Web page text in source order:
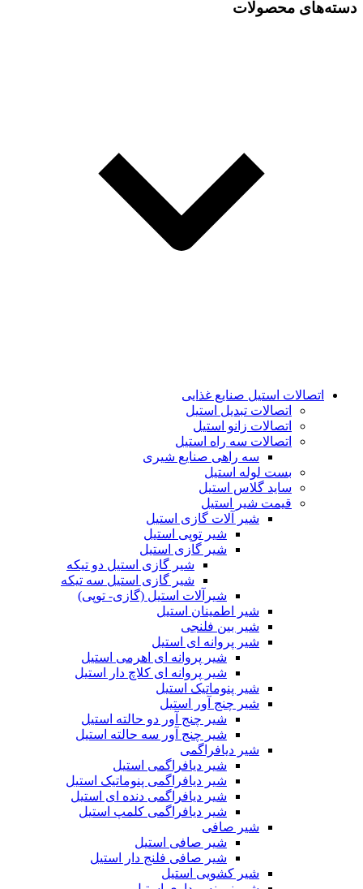
دسته‌های محصولات
اتصالات استیل صنایع غذایی
اتصالات تبدیل استیل
اتصالات زانو استیل
اتصالات سه راه استیل
سه راهی صنایع شیری
بست لوله استیل
ساید گلاس استیل
قیمت شیر استیل
شیر آلات گازی استیل
شیر توپی استیل
شیر گازی استیل
شیر گازی استیل دو تیکه
شیر گازی استیل سه تیکه
شیرآلات استیل (گازی- توپی)
شیر اطمینان استیل
شیر بین فلنجی
شیر پروانه ای استیل
شیر پروانه ای اهرمی استیل
شیر پروانه ای کلاچ دار استیل
شیر پنوماتیک استیل
شیر چنج آور استیل
شیر چنج آور دو حالته استیل
شیر چنج آور سه حالته استیل
شیر دیافراگمی
شیر دیافراگمی استیل
شیر دیافراگمی پنوماتیک استیل
شیر دیافراگمی دنده ای استیل
شیر دیافراگمی کلمپ استیل
شیر صافی
شیر صافی استیل
شیر صافی فلنج دار استیل
شیر کشویی استیل